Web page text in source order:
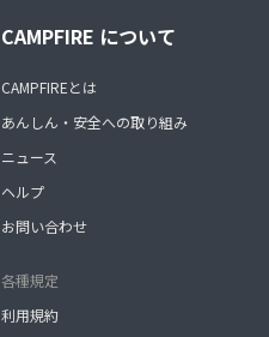
CAMPFIRE について
CAMPFIREとは
あんしん・安全への取り組み
ニュース
ヘルプ
お問い合わせ
各種規定
利用規約